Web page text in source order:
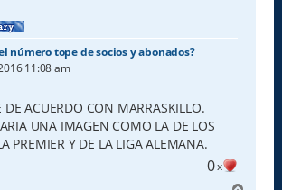
número tope de socios y abonados?
11:08 am
ACUERDO CON MARRASKILLO.
UNA IMAGEN COMO LA DE LOS
PREMIER Y DE LA LIGA ALEMANA.
0x